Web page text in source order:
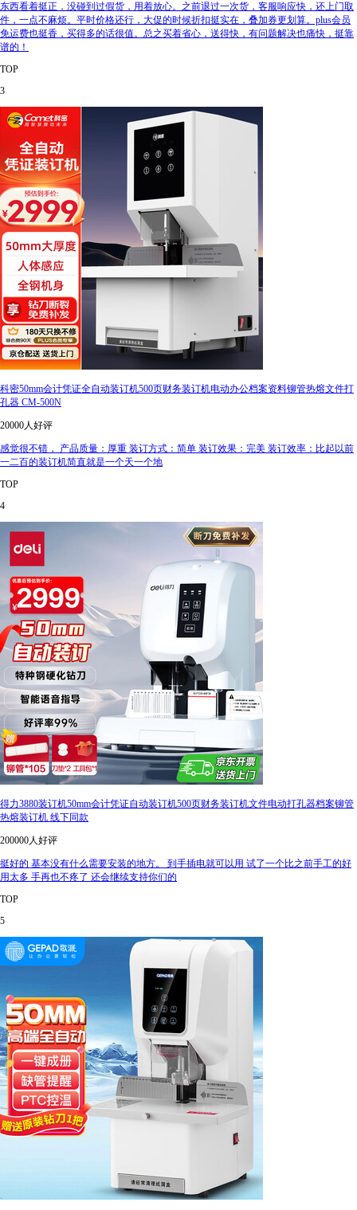
东西看着挺正，没碰到过假货，用着放心。之前退过一次货，客服响应快，还上门取
件，一点不麻烦。平时价格还行，大促的时候折扣挺实在，叠加券更划算。plus会员
免运费也挺香，买得多的话很值。总之买着省心，送得快，有问题解决也痛快，挺靠
谱的！
TOP
3
科密50mm会计凭证全自动装订机500页财务装订机电动办公档案资料铆管热熔文件打
孔器 CM-500N
20000人好评
感觉很不错， 产品质量：厚重 装订方式：简单 装订效果：完美 装订效率：比起以前
一二百的装订机简直就是一个天一个地
TOP
4
得力3880装订机50mm会计凭证自动装订机500页财务装订机文件电动打孔器档案铆管
热熔装订机 线下同款
200000人好评
挺好的 基本没有什么需要安装的地方。 到手插电就可以用 试了一个比之前手工的好
用太多 手再也不疼了 还会继续支持你们的
TOP
5